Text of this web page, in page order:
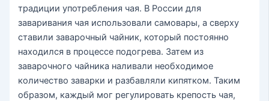
традиции употребления чая. В России для
заваривания чая использовали самовары, а сверху
ставили заварочный чайник, который постоянно
находился в процессе подогрева. Затем из
заварочного чайника наливали необходимое
количество заварки и разбавляли кипятком. Таким
образом, каждый мог регулировать крепость чая,